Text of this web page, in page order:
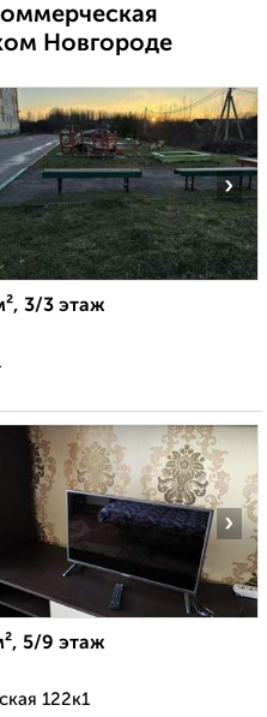
Новгороде
›
3/3 этаж
›
5/9 этаж
122к1